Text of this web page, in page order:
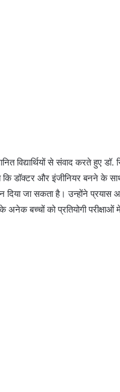
विद्यार्थियों से संवाद करते
कि डॉक्टर और इंजीनियर बनने के
दिया जा सकता है। उन्होंने
बच्चों को प्रतियोगी परीक्षाओं